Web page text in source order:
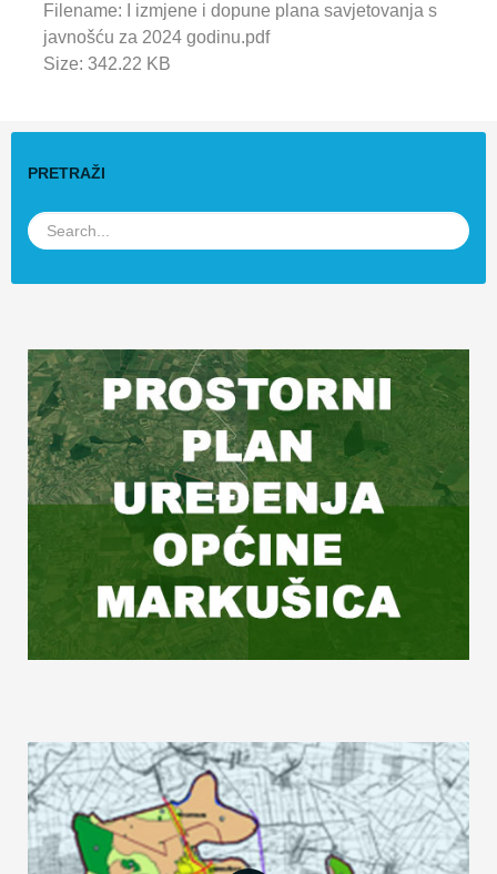
Filename: I izmjene i dopune plana savjetovanja s
javnošću za 2024 godinu.pdf
Size: 342.22 KB
PRETRAŽI